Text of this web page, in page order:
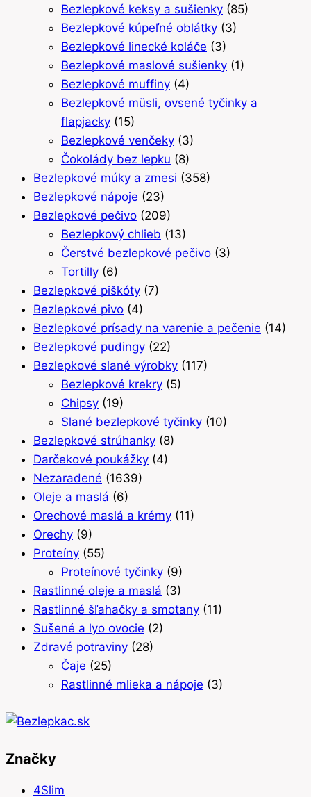
Bezlepkové keksy a sušienky (85)
Bezlepkové kúpeľné oblátky (3)
Bezlepkové linecké koláče (3)
Bezlepkové maslové sušienky (1)
Bezlepkové muffiny (4)
Bezlepkové müsli, ovsené tyčinky a
flapjacky (15)
Bezlepkové venčeky (3)
Čokolády bez lepku (8)
Bezlepkové múky a zmesi (358)
Bezlepkové nápoje (23)
Bezlepkové pečivo (209)
Bezlepkový chlieb (13)
Čerstvé bezlepkové pečivo (3)
Tortilly (6)
Bezlepkové piškóty (7)
Bezlepkové pivo (4)
Bezlepkové prísady na varenie a pečenie (14)
Bezlepkové pudingy (22)
Bezlepkové slané výrobky (117)
Bezlepkové krekry (5)
Chipsy (19)
Slané bezlepkové tyčinky (10)
Bezlepkové strúhanky (8)
Darčekové poukážky (4)
Nezaradené (1639)
Oleje a maslá (6)
Orechové maslá a krémy (11)
Orechy (9)
Proteíny (55)
Proteínové tyčinky (9)
Rastlinné oleje a maslá (3)
Rastlinné šľahačky a smotany (11)
Sušené a lyo ovocie (2)
Zdravé potraviny (28)
Čaje (25)
Rastlinné mlieka a nápoje (3)
Značky
4Slim